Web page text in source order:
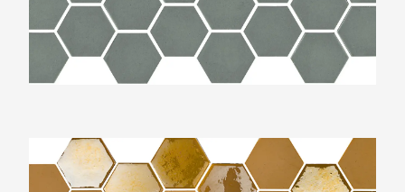
The Mosaic Factory Valencia Mosterd Geel